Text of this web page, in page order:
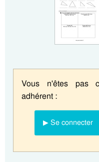
Vous n'êtes pas
adhérent :
▶ Se connecter